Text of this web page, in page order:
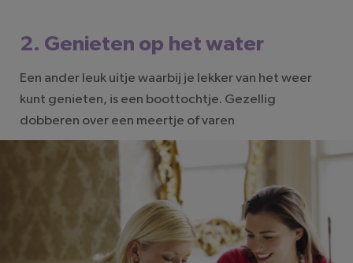
2. Genieten op het water
Een ander leuk uitje waarbij je lekker van het weer
kunt genieten, is een boottochtje. Gezellig
dobberen over een meertje of varen